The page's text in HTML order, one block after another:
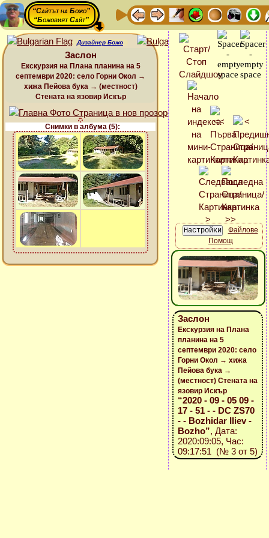
“Сайтът на Божо”
“Божовият Сайт”
Дизайнер Божо
Заслон
Екскурзия на Плана планина на 5
септември 2020: село Горни Окол →
хижа Пейова бука → (местност)
Стената на язовир Искър
Снимки в албума (5):
Файлове
Помощ
Заслон
Екскурзия на Плана
планина на 5
септември 2020: село
Горни Окол → хижа
Пейова бука →
(местност) Стената на
язовир Искър
“2020 - 09 - 05 09 -
17 - 51 - - DC ZS70
- - Bozhidar Iliev -
Bozho”, Дата:
2020:09:05, Час:
09:17:51 (№ 3 от 5)